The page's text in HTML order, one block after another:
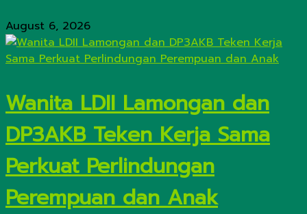
August 6, 2026
Wanita LDII Lamongan dan
DP3AKB Teken Kerja Sama
Perkuat Perlindungan
Perempuan dan Anak